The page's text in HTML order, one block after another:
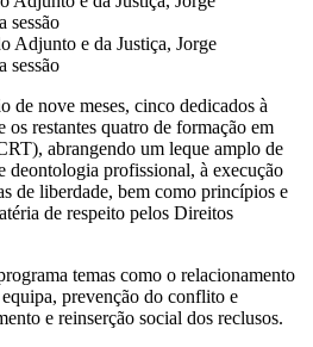
Adjunto e da Justiça, Jorge
sessão
de nove meses, cinco dedicados à
restantes quatro de formação em
abrangendo um leque amplo de
deontologia profissional, à execução
de liberdade, bem como princípios e
de respeito pelos Direitos
temas como o relacionamento
prevenção do conflito e
e reinserção social dos reclusos.